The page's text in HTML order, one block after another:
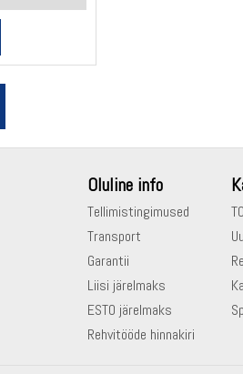
Oluline info
Tellimistingimused
Transport
Garantii
Liisi järelmaks
ESTO järelmaks
Rehvitööde hinnakiri